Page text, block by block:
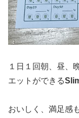
１日１回朝、昼、
エットができる
おいしく、満足感